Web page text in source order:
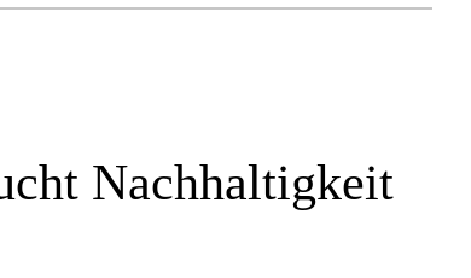
Nachhaltigkeit